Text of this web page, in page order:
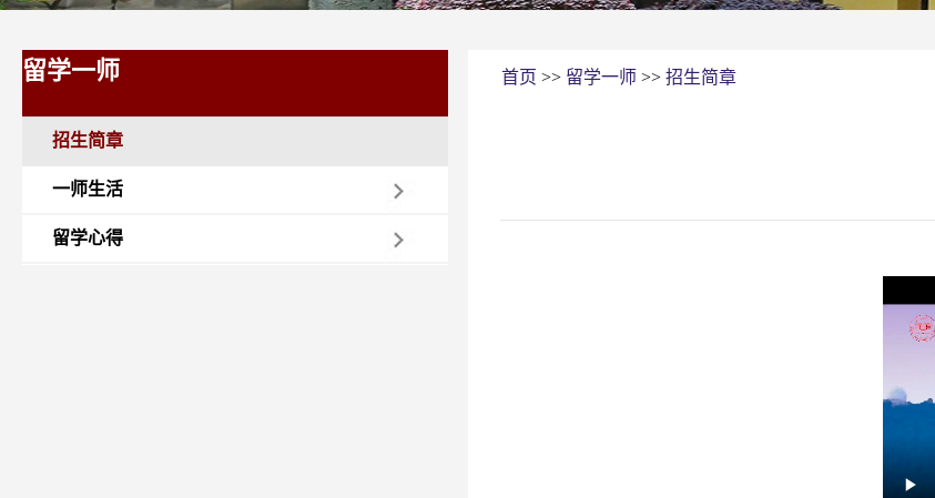
留学一师
招生简章
一师生活
留学心得
首页 >> 留学一师 >> 招生简章